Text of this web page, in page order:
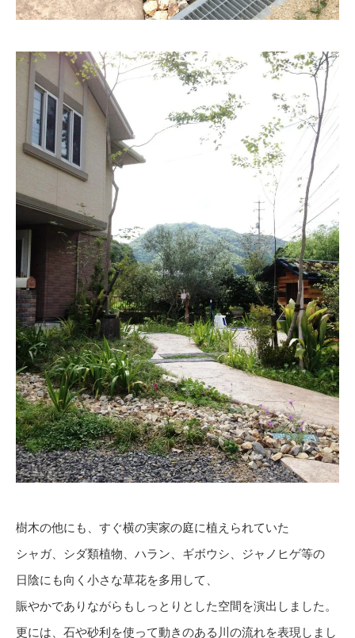
樹木の他にも、すぐ横の実家の庭に植えられていた
シャガ、シダ類植物、ハラン、ギボウシ、ジャノヒゲ等の
日陰にも向く小さな草花を多用して、
賑やかでありながらもしっとりとした空間を演出しました。
更には、石や砂利を使って動きのある川の流れを表現しまし